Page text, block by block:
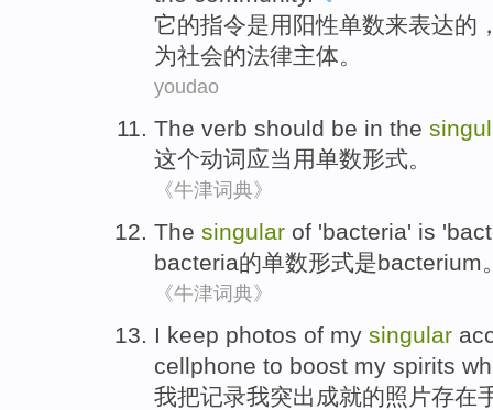
它的指令是用 阳性单数来表达的
为社会的法律主体。
youdao
The verb should be in the
这个动词应当 用单数形式。
《牛津词典》
The singular of 'bacteria' is '
bacteria的单数形式是bacterium
《牛津词典》
I keep photos of my singular
cellphone to boost my spirits
我把记录我突出 成就的照片存在